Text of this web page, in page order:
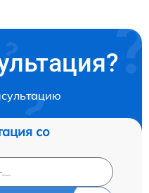
со